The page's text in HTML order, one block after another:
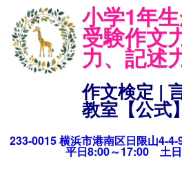
小学1年
受験作文
力、記述
作文検定 |
教室【公式
233-0015 横浜市港南区日限山4-
平日8:00～17:00 土